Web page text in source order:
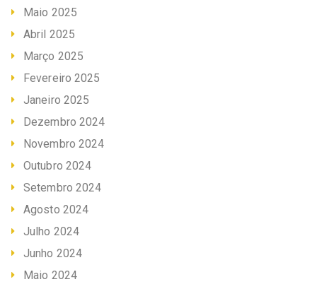
Maio 2025
Abril 2025
Março 2025
Fevereiro 2025
Janeiro 2025
Dezembro 2024
Novembro 2024
Outubro 2024
Setembro 2024
Agosto 2024
Julho 2024
Junho 2024
Maio 2024